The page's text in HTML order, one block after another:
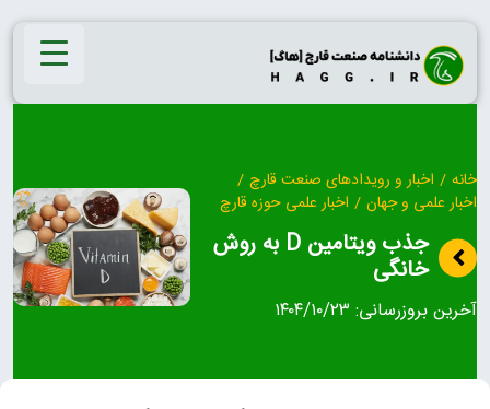
Skip
content
خانه / اخبار و رویدادهای صنعت قارچ /
اخبار علمی و جهان / اخبار علمی حوزه قارچ
جذب ویتامین D به روش
خانگی
آخرین بروزرسانی: ۱۴۰۴/۱۰/۲۳